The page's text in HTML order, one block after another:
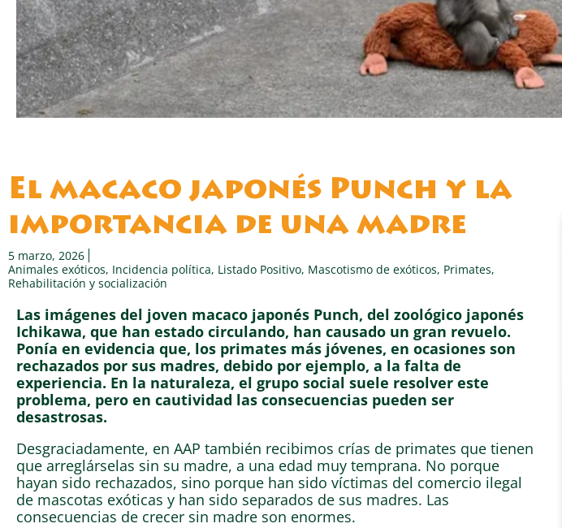
El macaco japonés Punch y la
importancia de una madre
5 marzo, 2026
Animales exóticos, Incidencia política, Listado Positivo, Mascotismo de exóticos, Primates,
Rehabilitación y socialización
Las imágenes del joven macaco japonés Punch, del zoológico japonés
Ichikawa, que han estado circulando, han causado un gran revuelo.
Ponía en evidencia que, los primates más jóvenes, en ocasiones son
rechazados por sus madres, debido por ejemplo, a la falta de
experiencia. En la naturaleza, el grupo social suele resolver este
problema, pero en cautividad las consecuencias pueden ser
desastrosas.
Desgraciadamente, en AAP también recibimos crías de primates que tienen
que arreglárselas sin su madre, a una edad muy temprana. No porque
hayan sido rechazados, sino porque han sido víctimas del comercio ilegal
de mascotas exóticas y han sido separados de sus madres. Las
consecuencias de crecer sin madre son enormes.